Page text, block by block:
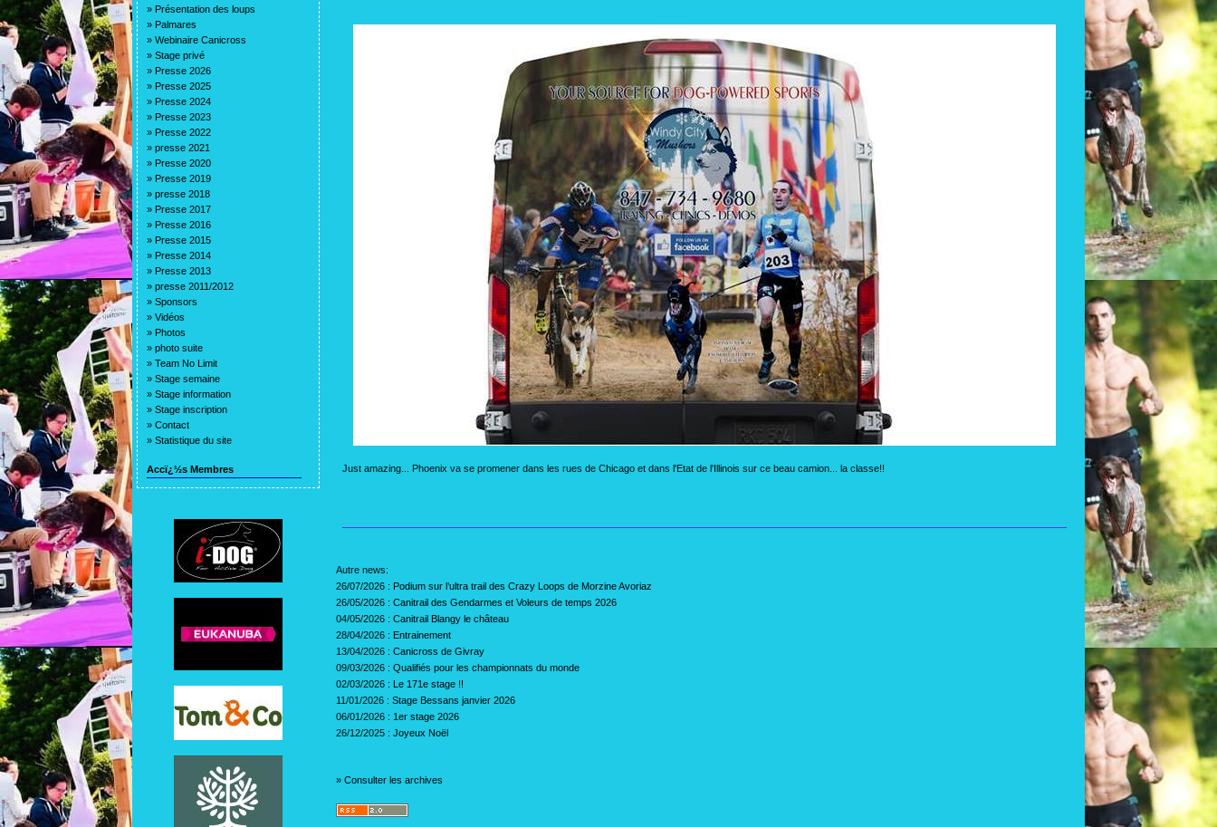
» Présentation des loups
» Palmares
» Webinaire Canicross
» Stage privé
» Presse 2026
» Presse 2025
» Presse 2024
» Presse 2023
» Presse 2022
» presse 2021
» Presse 2020
» Presse 2019
» presse 2018
» Presse 2017
» Presse 2016
» Presse 2015
» Presse 2014
» Presse 2013
» presse 2011/2012
» Sponsors
» Vidéos
» Photos
» photo suite
» Team No Limit
» Stage semaine
» Stage information
» Stage inscription
» Contact
» Statistique du site
Accï¿½s Membres Just amazing... Phoenix va se promener dans les rues de Chicago et dans l'Etat de l'Illinois sur ce beau camion... la classe!!
Autre news:
26/07/2026 : Podium sur l’ultra trail des Crazy Loops de Morzine Avoriaz
26/05/2026 : Canitrail des Gendarmes et Voleurs de temps 2026
04/05/2026 : Canitrail Blangy le château
28/04/2026 : Entrainement
13/04/2026 : Canicross de Givray
09/03/2026 : Qualifiés pour les championnats du monde
02/03/2026 : Le 171e stage !!
11/01/2026 : Stage Bessans janvier 2026
06/01/2026 : 1er stage 2026
26/12/2025 : Joyeux Noël
» Consulter les archives